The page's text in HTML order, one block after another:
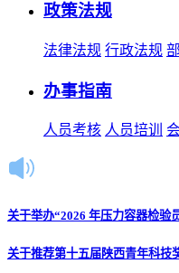
政策法规
法律法规 行政法规
办事指南
人员考核 人员培训
关于举办“2026 年压力容器检验
关于推荐第十五届陕西青年科技